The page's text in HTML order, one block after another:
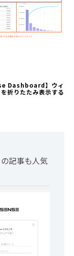
Dashboard】ウィ
折りたたみ表示する
記事も人気